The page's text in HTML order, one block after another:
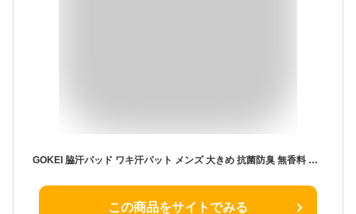
GOKEI 脇汗パッド ワキ汗パット メンズ 大きめ 抗菌防臭 無香料 静音 衣類にやさしい 貼付簡単 使い捨て 汗取り Tシャツ 肌着 夏 ワイシャツ 汚れ防止 汗吸収 パッド シート 汗じみ防止 男女兼用 40枚入り
この商品をサイトでみる